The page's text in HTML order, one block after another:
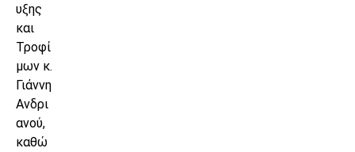
υξης
και
Τροφί
μων κ.
Γιάννη
Ανδρι
ανού,
καθώ